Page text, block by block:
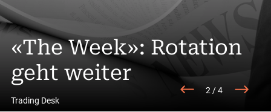
A
l
USD/JYP: Wende mit
politischer
Rückendeckung
«The Week»: Rotation
geht weiter
Trading Desk
Street im
2 /4